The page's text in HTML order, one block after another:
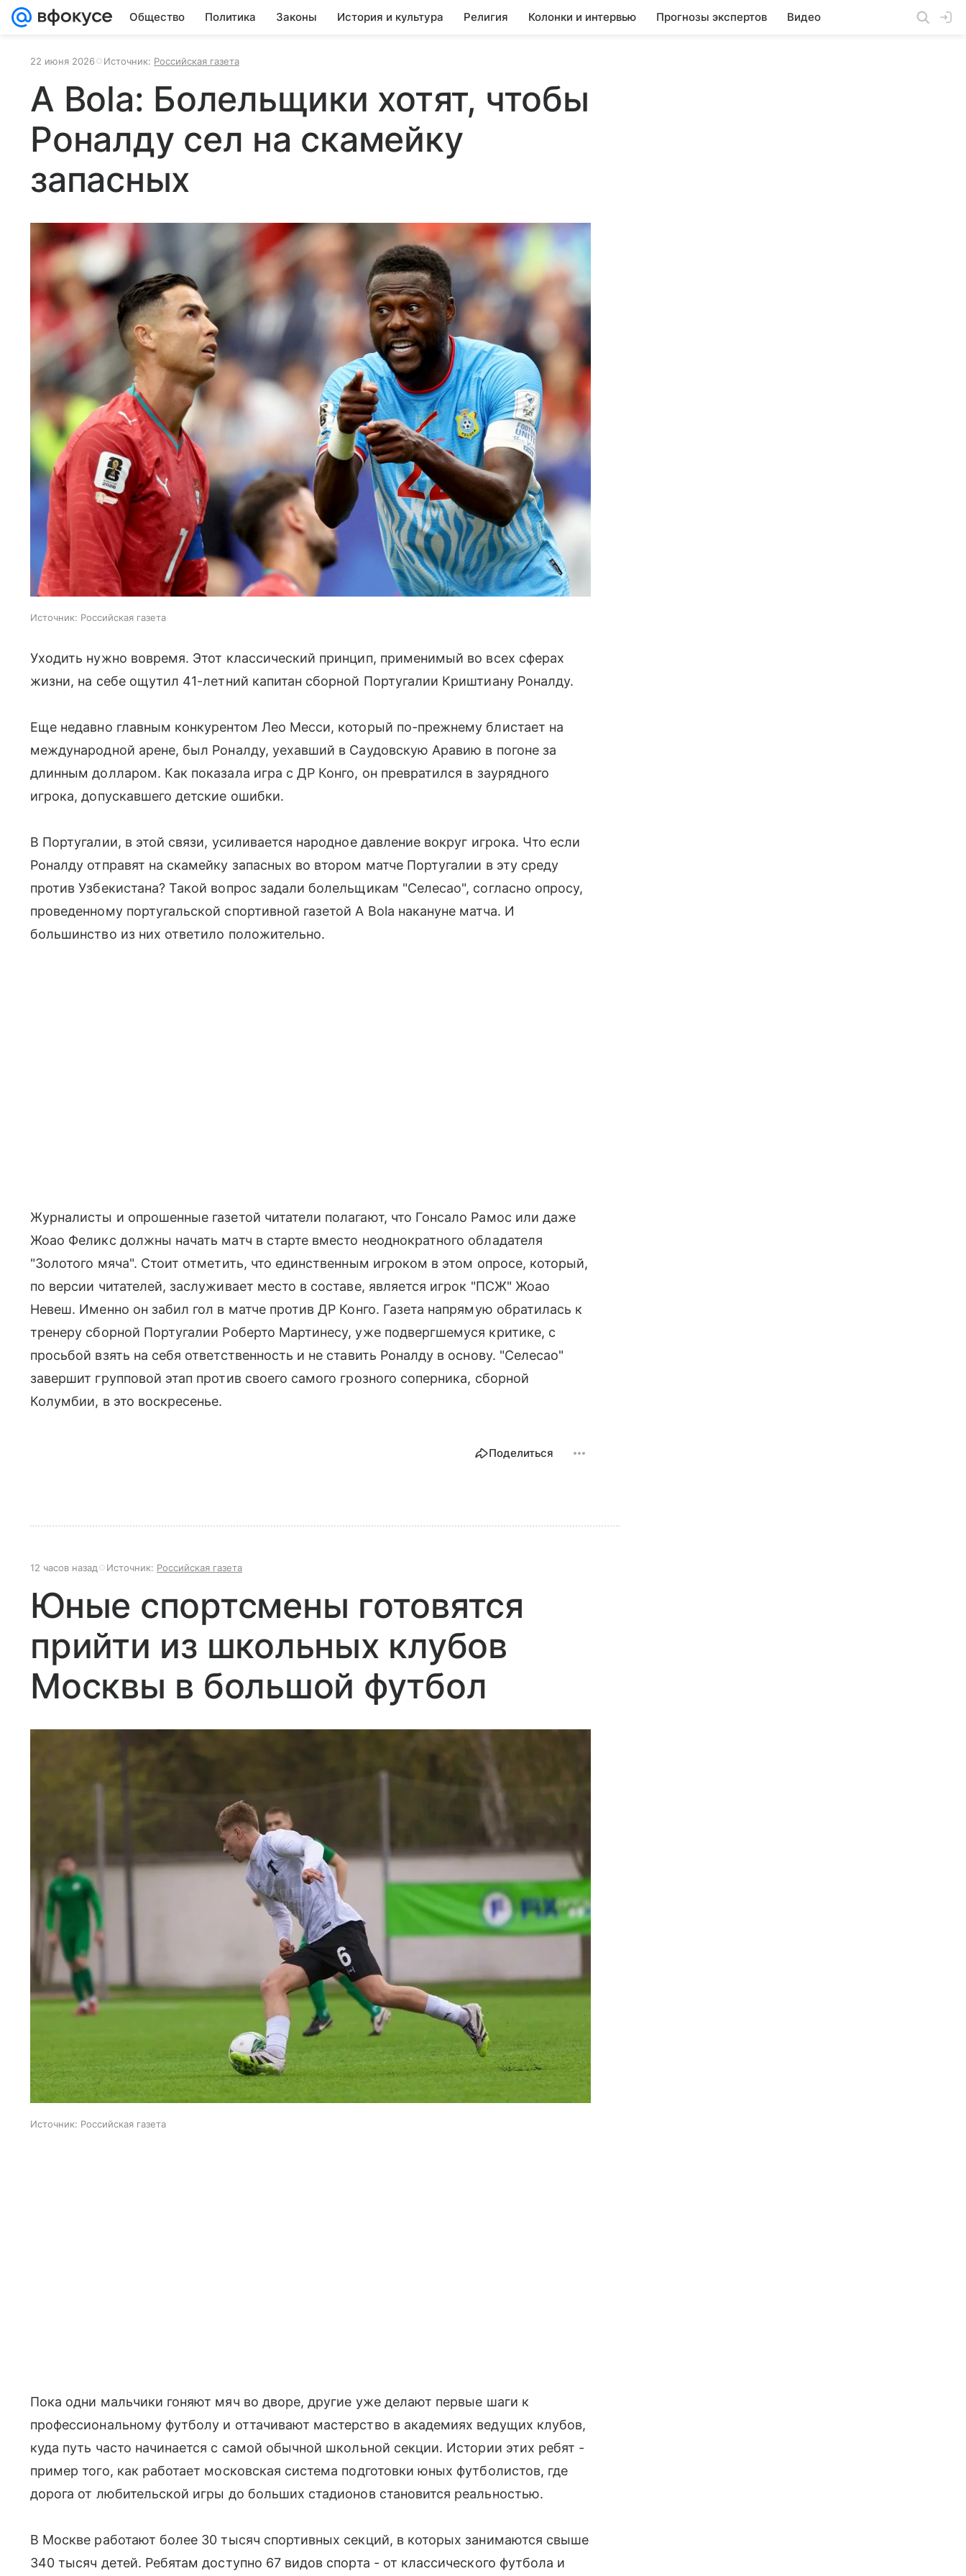
Общество Политика Законы История и культура Религия Колонки и интервью Прогнозы экспертов Видео
22 июня 2026 Источник: Российская газета
A Bola: Болельщики хотят, чтобы
Роналду сел на скамейку
запасных
Источник: Российская газета
Уходить нужно вовремя. Этот классический принцип, применимый во всех сферах
жизни, на себе ощутил 41-летний капитан сборной Португалии Криштиану Роналду.
Еще недавно главным конкурентом Лео Месси, который по-прежнему блистает на
международной арене, был Роналду, уехавший в Саудовскую Аравию в погоне за
длинным долларом. Как показала игра с ДР Конго, он превратился в заурядного
игрока, допускавшего детские ошибки.
В Португалии, в этой связи, усиливается народное давление вокруг игрока. Что если
Роналду отправят на скамейку запасных во втором матче Португалии в эту среду
против Узбекистана? Такой вопрос задали болельщикам "Селесао", согласно опросу,
проведенному португальской спортивной газетой A Bola накануне матча. И
большинство из них ответило положительно.
Журналисты и опрошенные газетой читатели полагают, что Гонсало Рамос или даже
Жоао Феликс должны начать матч в старте вместо неоднократного обладателя
"Золотого мяча". Стоит отметить, что единственным игроком в этом опросе, который,
по версии читателей, заслуживает место в составе, является игрок "ПСЖ" Жоао
Невеш. Именно он забил гол в матче против ДР Конго. Газета напрямую обратилась к
тренеру сборной Португалии Роберто Мартинесу, уже подвергшемуся критике, с
просьбой взять на себя ответственность и не ставить Роналду в основу. "Селесао"
завершит групповой этап против своего самого грозного соперника, сборной
Колумбии, в это воскресенье.
Поделиться
12 часов назад Источник: Российская газета
Юные спортсмены готовятся
прийти из школьных клубов
Москвы в большой футбол
Источник: Российская газета
Пока одни мальчики гоняют мяч во дворе, другие уже делают первые шаги к
профессиональному футболу и оттачивают мастерство в академиях ведущих клубов,
куда путь часто начинается с самой обычной школьной секции. Истории этих ребят -
пример того, как работает московская система подготовки юных футболистов, где
дорога от любительской игры до больших стадионов становится реальностью.
В Москве работают более 30 тысяч спортивных секций, в которых занимаются свыше
340 тысяч детей. Ребятам доступно 67 видов спорта - от классического футбола и